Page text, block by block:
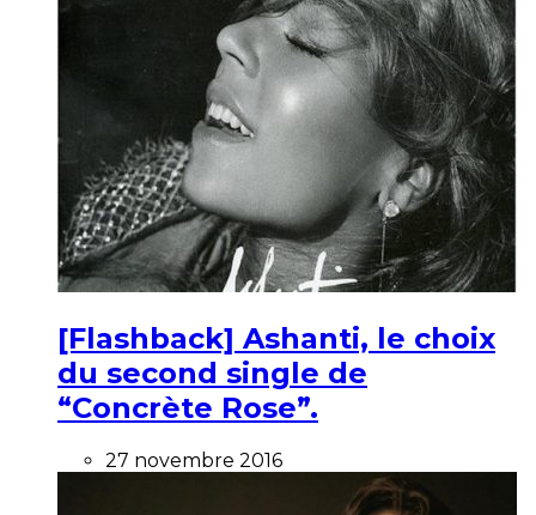
[Flashback] Ashanti, le choix
du second single de
“Concrète Rose”.
27 novembre 2016